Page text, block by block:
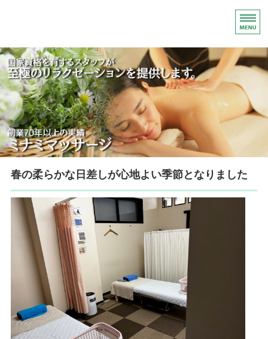
マッサージ・リ
ホーム
メニュー／料金
ご利用案内
店舗概要／アクセス
脱毛サロン柳ヶ瀬
春の柔らかな日差しが心地よい季節となりました